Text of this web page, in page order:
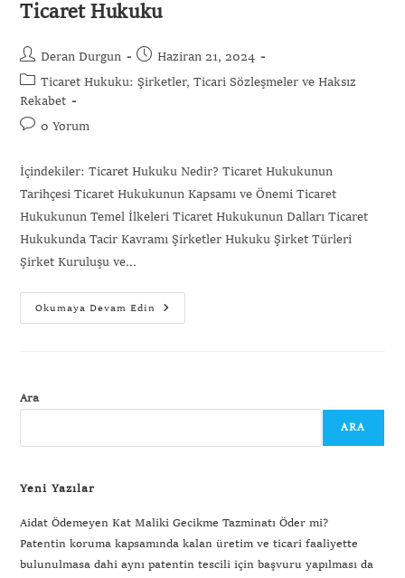
Ticaret Hukuku
Deran Durgun
Haziran 21, 2024
Ticaret Hukuku: Şirketler, Ticari Sözleşmeler ve Haksız
Rekabet
0 Yorum
İçindekiler: Ticaret Hukuku Nedir? Ticaret Hukukunun
Tarihçesi Ticaret Hukukunun Kapsamı ve Önemi Ticaret
Hukukunun Temel İlkeleri Ticaret Hukukunun Dalları Ticaret
Hukukunda Tacir Kavramı Şirketler Hukuku Şirket Türleri
Şirket Kuruluşu ve…
Okumaya Devam Edin
Ara
ARA
Yeni Yazılar
Aidat Ödemeyen Kat Maliki Gecikme Tazminatı Öder mi?
Patentin koruma kapsamında kalan üretim ve ticari faaliyette
bulunulmasa dahi aynı patentin tescili için başvuru yapılması da